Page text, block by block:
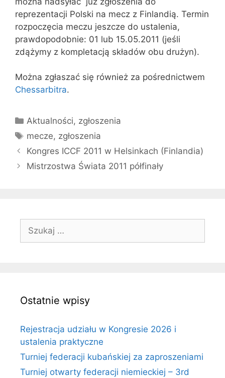
reprezentacji Polski na mecz z Finlandią. Termin
rozpoczęcia meczu jeszcze do ustalenia,
prawdopodobnie: 01 lub 15.05.2011 (jeśli
zdążymy z kompletacją składów obu drużyn).
Można zgłaszać się również za pośrednictwem
Chessarbitra.
Kategorie
Aktualności, zgłoszenia
Tagi
mecze, zgłoszenia
Kongres ICCF 2011 w Helsinkach (Finlandia)
Mistrzostwa Świata 2011 półfinały
Szukaj:
Ostatnie wpisy
Rejestracja udziału w Kongresie 2026 i
ustalenia praktyczne
Turniej federacji kubańskiej za zaproszeniami
Turniej otwarty federacji niemieckiej – 3rd